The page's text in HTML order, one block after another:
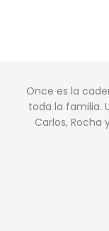
Once es la
toda la familia.
Carlos, Rocha